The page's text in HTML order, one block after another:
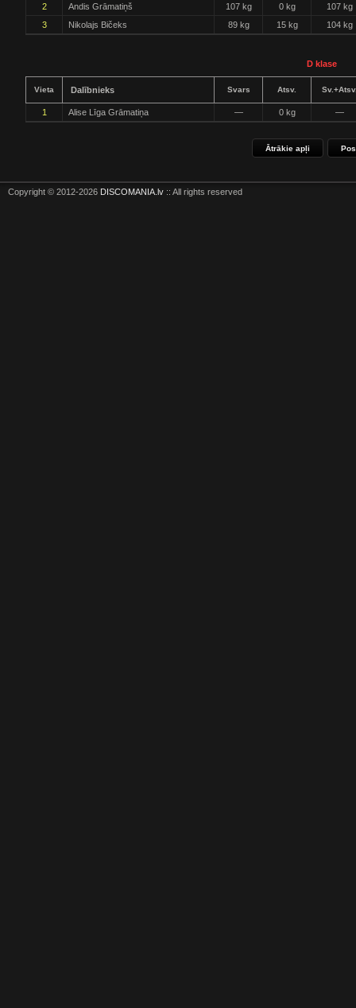
2
Andis Grāmatiņš 107 kg 0 kg
107 kg
3
Nikolajs Bičeks 89 kg 15 kg 104 kg
D klase
Vieta Dalībnieks Svars Atsv.
1 Alise Līga Grāmatiņa — 0 kg —
Ātrākie apļi
Copyright © 2012-2026 DISCOMANIA.lv :: All rights reserved